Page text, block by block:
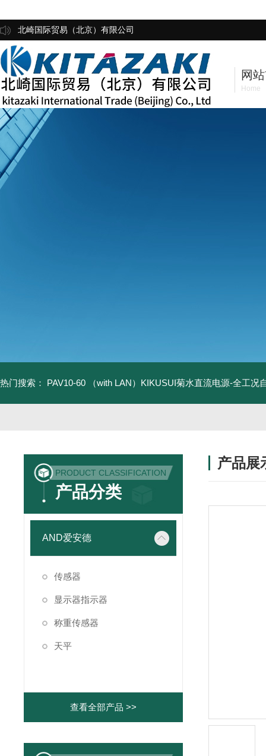
北崎国际贸易（北京）有限公司
网
Home
热门搜索： PAV10-60 （with LAN）KIKUSUI菊水直流电源-全工况
PRODUCT CLASSIFICATION
产品分类
AND爱安德
传感器
显示器指示器
称重传感器
天平
查看全部产品 >>
产品展